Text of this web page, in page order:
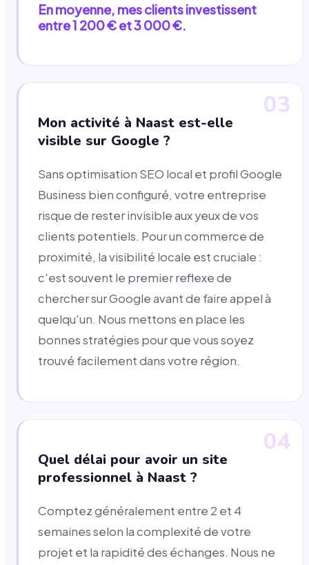
En moyenne, mes clients investissent
entre 1 200 € et 3 000 €.
03
Mon activité à Naast est-elle
visible sur Google ?
Sans optimisation SEO local et profil Google
Business bien configuré, votre entreprise
risque de rester invisible aux yeux de vos
clients potentiels. Pour un commerce de
proximité, la visibilité locale est cruciale :
c'est souvent le premier reflexe de
chercher sur Google avant de faire appel à
quelqu'un. Nous mettons en place les
bonnes stratégies pour que vous soyez
trouvé facilement dans votre région.
04
Quel délai pour avoir un site
professionnel à Naast ?
Comptez généralement entre 2 et 4
semaines selon la complexité de votre
projet et la rapidité des échanges. Nous ne